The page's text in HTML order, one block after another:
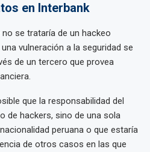
en Interbank
se trataría de un hackeo
vulneración a la seguridad se
de un tercero que provea
que la responsabilidad del
de hackers, sino de una sola
peruana o que estaría
de otros casos en las que